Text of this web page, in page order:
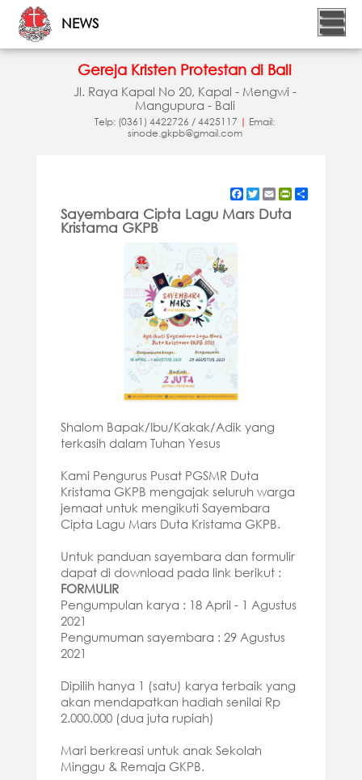
NEWS
Gereja Kristen Protestan di Bali
Jl. Raya Kapal No 20, Kapal - Mengwi -
Mangupura - Bali
Telp: (0361) 4422726 / 4425117 | Email:
sinode.gkpb@gmail.com
Facebook
Twitter
EmailPrintFriendly
Sayembara Cipta Lagu Mars Duta
Kristama GKPB
Shalom Bapak/Ibu/Kakak/Adik yang
terkasih dalam Tuhan Yesus
Kami Pengurus Pusat PGSMR Duta
Kristama GKPB mengajak seluruh warga
jemaat untuk mengikuti Sayembara
Cipta Lagu Mars Duta Kristama GKPB.
Untuk panduan sayembara dan formulir
dapat di download pada link berikut :
FORMULIR
Pengumpulan karya : 18 April - 1 Agustus
2021
Pengumuman sayembara : 29 Agustus
2021
Dipilih hanya 1 (satu) karya terbaik yang
akan mendapatkan hadiah senilai Rp
2.000.000 (dua juta rupiah)
Mari berkreasi untuk anak Sekolah
Minggu & Remaja GKPB.